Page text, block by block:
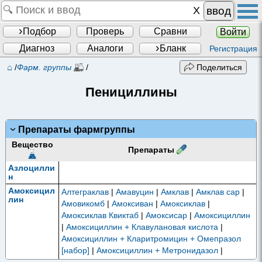
ввод
Подбор Проверь Сравни
Войти
Диагноз
Аналоги Бланк Регистрация
⌂ /Фарм. группы / Поделиться
Пенициллины
Препараты фармгруппы
Вещество
Препараты
Азлоцилли
н
Амоксицил
лин
Алтеграклав |Амавуцин |Амклав |Амклав сар
Амовикомб |Амоксиван |Амоксиклав
Амоксиклав Квиктаб |Амоксисар |Амоксициллин
|Амоксициллин + Клавулановая кислота
Амоксициллин + Кларитромицин + Омепразол
[набор]
|Амоксициллин + Метронидазол